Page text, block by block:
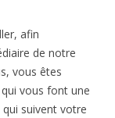
afin
de notre
vous êtes
vous font une
suivent votre